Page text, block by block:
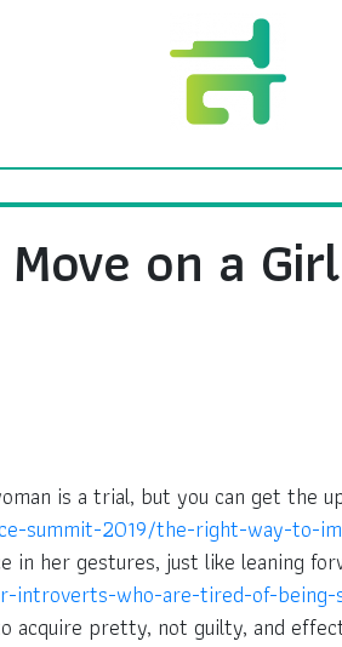
on a Girl
is a trial, but you can get the
summit-2019/the-right-way-to-
in her gestures, just like leaning
who-are-tired-of-being-
pretty, not guilty, and